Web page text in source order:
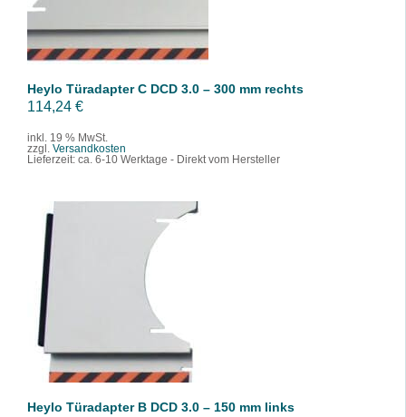
Heylo Türadapter C DCD 3.0 – 300 mm rechts
114,24 €
inkl. 19 % MwSt.
zzgl. Versandkosten
Lieferzeit: ca. 6-10 Werktage - Direkt vom Hersteller
IN DEN WARENKORB
DETAILS
Heylo Türadapter B DCD 3.0 – 150 mm links